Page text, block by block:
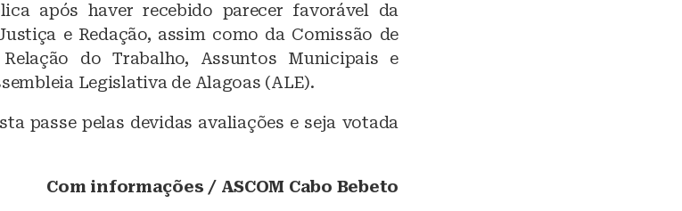
após haver recebido parecer favorável da
e Redação, assim como da Comissão de
Relação do Trabalho, Assuntos Municipais e
Legislativa de Alagoas (ALE).
passe pelas devidas avaliações e seja votada
Com informações / ASCOM Cabo Bebeto